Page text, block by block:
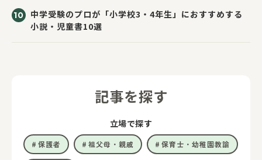
中学受験のプロが「小学校3・4年生」におすすめする
小説・児童書10選
記事を探す
立場で探す
保護者 祖父母・親戚 保育士・幼稚園教諭